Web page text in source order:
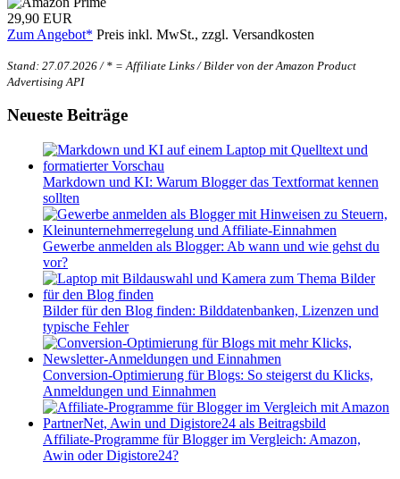
29,90 EUR
Zum Angebot* Preis inkl. MwSt., zzgl. Versandkosten
Stand: 27.07.2026 / * = Affiliate Links / Bilder von der Amazon Product
Advertising API
Neueste Beiträge
Markdown und KI: Warum Blogger das Textformat kennen
sollten
Gewerbe anmelden als Blogger: Ab wann und wie gehst du
vor?
Bilder für den Blog finden: Bilddatenbanken, Lizenzen und
typische Fehler
Conversion-Optimierung für Blogs: So steigerst du Klicks,
Anmeldungen und Einnahmen
Affiliate-Programme für Blogger im Vergleich: Amazon,
Awin oder Digistore24?